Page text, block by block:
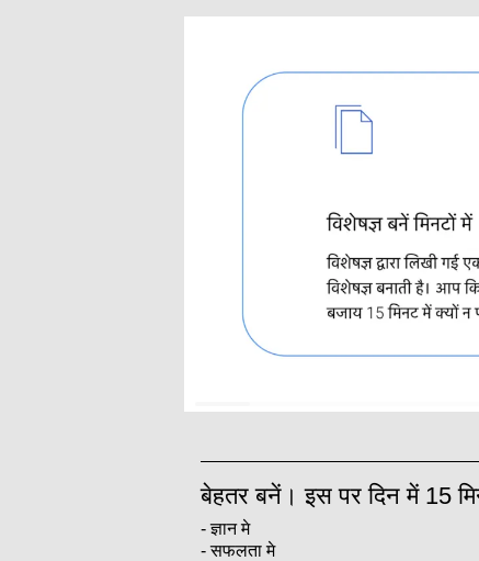
बेहतर बनें। इस पर दिन में 15
- ज्ञान मे
- सफलता मे